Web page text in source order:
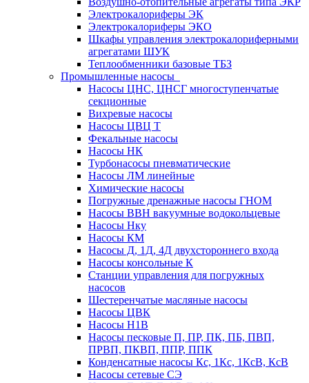
Электрокалориферы ЭК
Электрокалориферы ЭКО
Шкафы управления электрокалориферными
агрегатами ШУК
Теплообменники базовые ТБЗ
Промышленные насосы
Насосы ЦНС, ЦНСГ многоступенчатые
секционные
Вихревые насосы
Насосы ЦВЦ Т
Фекальные насосы
Насосы НК
Турбонасосы пневматические
Насосы ЛМ линейные
Химические насосы
Погружные дренажные насосы ГНОМ
Насосы ВВН вакуумные водокольцевые
Насосы Нку
Насосы КМ
Насосы Д, 1Д, 4Д двухстороннего входа
Насосы консольные К
Станции управления для погружных
насосов
Шестеренчатые масляные насосы
Насосы ЦВК
Насосы Н1В
Насосы песковые П, ПР, ПК, ПБ, ПВП,
ПРВП, ПКВП, ППР, ППК
Конденсатные насосы Кс, 1Кс, 1КсВ, КсВ
Насосы сетевые СЭ